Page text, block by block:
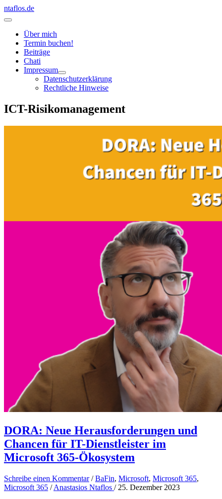
Zum
Inhalt
ntaflos.de
Hauptmenü
Über mich
Termin buchen!
Beiträge
Chati
Impressum
Datenschutzerklärung
Rechtliche Hinweise
ICT-Risikomanagement
DORA: Neue Herausforderungen und
Chancen für IT-Dienstleister im
Microsoft 365-Ökosystem
Schreibe einen Kommentar /BaFin, Microsoft, Microsoft 365,
Microsoft 365 /Anastasios Ntaflos / 25. Dezember 2023